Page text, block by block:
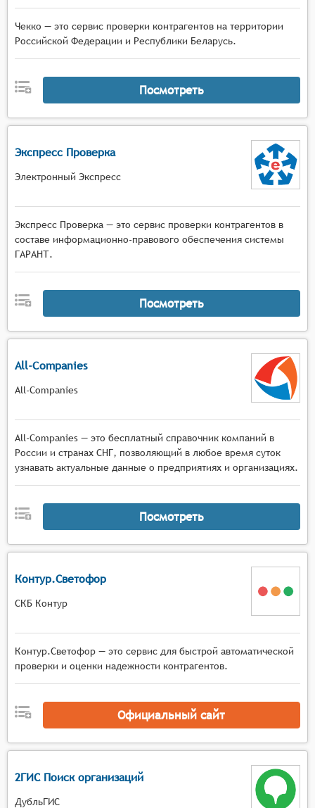
Чекко — это сервис проверки контрагентов на территории
Российской Федерации и Республики Беларусь.
Посмотреть
Экспресс Проверка
Электронный Экспресс
Экспресс Проверка — это сервис проверки контрагентов в
составе информационно-правового обеспечения системы
ГАРАНТ.
Посмотреть
All-Companies
All-Companies
All-Companies — это бесплатный справочник компаний в
России и странах СНГ, позволяющий в любое время суток
узнавать актуальные данные о предприятиях и организациях.
Посмотреть
Контур.Светофор
СКБ Контур
Контур.Светофор — это сервис для быстрой автоматической
проверки и оценки надежности контрагентов.
Официальный сайт
2ГИС Поиск организаций
ДубльГИС